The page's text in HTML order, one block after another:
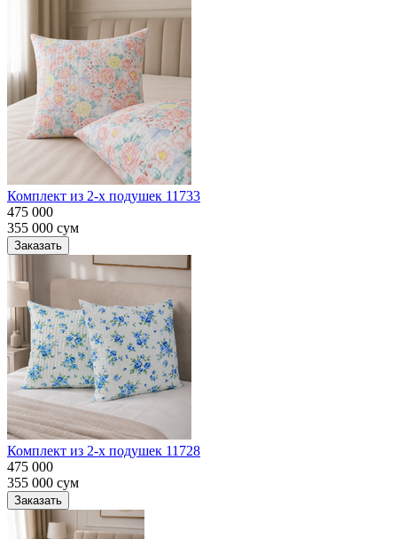
Комплект из 2-х подушек 11733
475 000
355 000 сум
Заказать
Комплект из 2-х подушек 11728
475 000
355 000 сум
Заказать